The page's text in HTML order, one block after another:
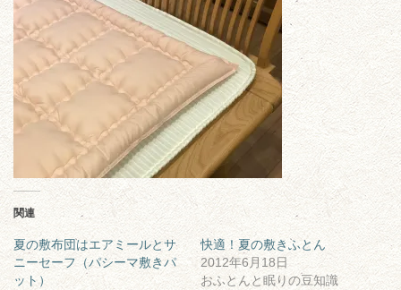
関連
夏の敷布団はエアミールとサ
ニーセーフ（パシーマ敷きパ
ット）
快適！夏の敷きふとん
2012年6月18日
おふとんと眠りの豆知識